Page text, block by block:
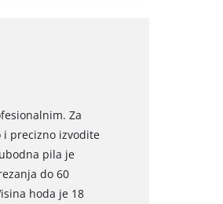
Za
precizno izvodite
pila je
do 60
hoda je 18